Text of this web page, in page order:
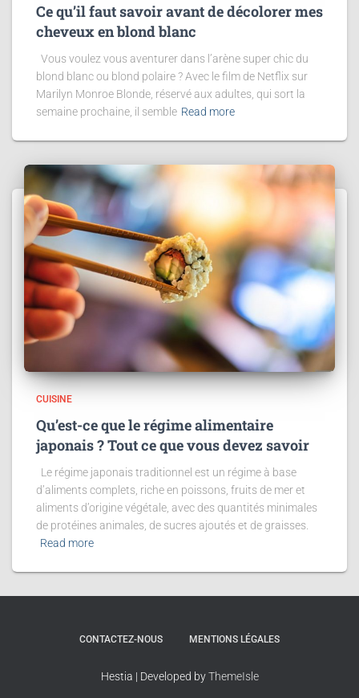
Ce qu’il faut savoir avant de décolorer mes
cheveux en blond blanc
Vous voulez vous aventurer dans l’arène super chic du
blond blanc ou blond polaire ? Avec le film de Netflix sur
Marilyn Monroe Blonde, réservé aux adultes, qui sort la
semaine prochaine, il semble Read more
CUISINE
Qu’est-ce que le régime alimentaire
japonais ? Tout ce que vous devez savoir
Le régime japonais traditionnel est un régime à base
d’aliments complets, riche en poissons, fruits de mer et
aliments d’origine végétale, avec des quantités minimales
de protéines animales, de sucres ajoutés et de graisses.
Read more
CONTACTEZ-NOUS MENTIONS LÉGALES
Hestia | Developed byThemeIsle